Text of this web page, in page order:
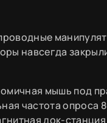
навсегда
мышь под
частота
док-